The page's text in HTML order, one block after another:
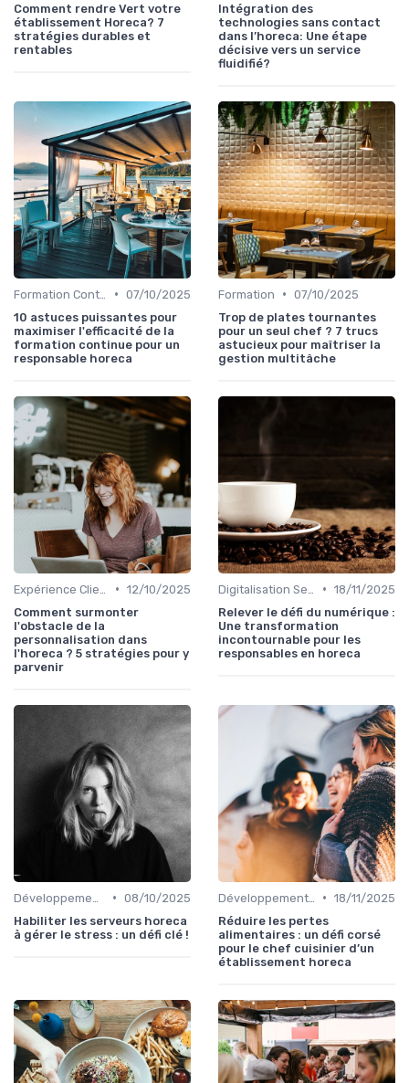
Comment rendre Vert votre
établissement Horeca? 7
stratégies durables et
rentables
Intégration des
technologies sans contact
dans l’horeca: Une étape
décisive vers un service
fluidifié?
• 07/10/2025
10 astuces puissantes pour
maximiser l'efficacité de la
formation continue pour un
responsable horeca
Formation • 07/10/2025
Trop de plates tournantes
pour un seul chef ? 7 trucs
astucieux pour maîtriser la
gestion multitâche
• 12/10/2025
Comment surmonter
l'obstacle de la
personnalisation dans
l'horeca ? 5 stratégies pour y
parvenir
• 18/11/2025
Relever le défi du numérique :
Une transformation
incontournable pour les
responsables en horeca
• 08/10/2025
Habiliter les serveurs horeca
à gérer le stress : un défi clé !
• 18/11/2025
Réduire les pertes
alimentaires : un défi corsé
pour le chef cuisinier d’un
établissement horeca